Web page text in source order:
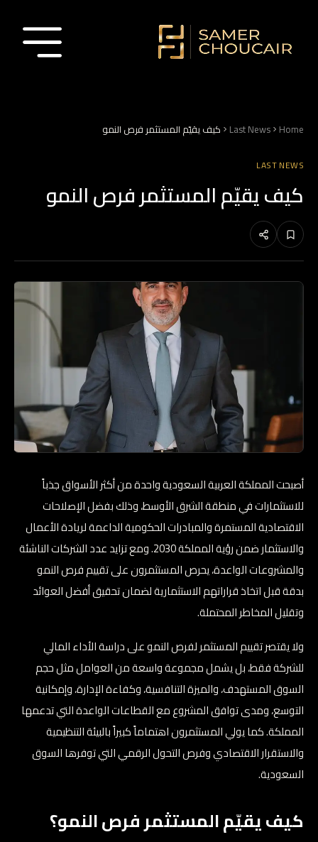
Home
Last News كيف يقيّم المستثمر فرص النمو
LAST NEWS
كيف يقيّم المستثمر فرص النمو
أصبحت المملكة العربية السعودية واحدة من أكثر الأسواق جذباً
للاستثمارات في منطقة الشرق الأوسط، وذلك بفضل الإصلاحات
الاقتصادية المستمرة والمبادرات الحكومية الداعمة لريادة الأعمال
والاستثمار ضمن رؤية المملكة 2030. ومع تزايد عدد الشركات الناشئة
والمشروعات الواعدة، يحرص المستثمرون على تقييم فرص النمو
بدقة قبل اتخاذ قراراتهم الاستثمارية لضمان تحقيق أفضل العوائد
وتقليل المخاطر المحتملة.
ولا يقتصر تقييم المستثمر لفرص النمو على دراسة الأداء المالي
للشركة فقط، بل يشمل مجموعة واسعة من العوامل مثل حجم
السوق المستهدف، والميزة التنافسية، وكفاءة الإدارة، وإمكانية
التوسع، ومدى توافق المشروع مع القطاعات الواعدة التي تدعمها
المملكة. كما يولي المستثمرون اهتماماً كبيراً بالبيئة التنظيمية
والاستقرار الاقتصادي وفرص التحول الرقمي التي توفرها السوق
السعودية.
كيف يقيّم المستثمر فرص النمو؟